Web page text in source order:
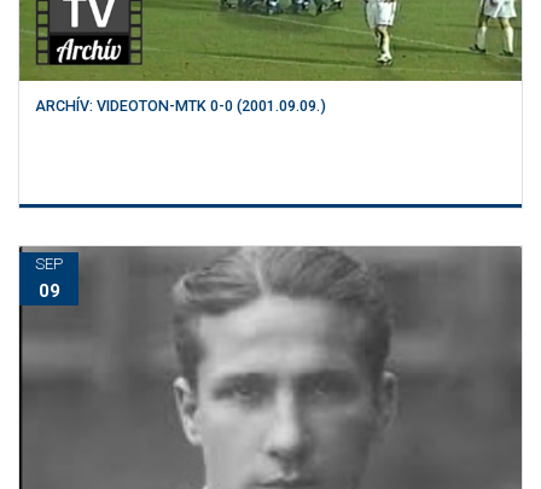
ARCHÍV: VIDEOTON-MTK 0-0 (2001.09.09.)
SEP
09